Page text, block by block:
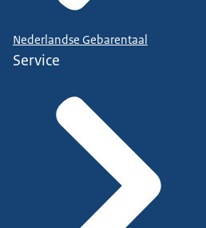
Nederlandse Gebarentaal
Service